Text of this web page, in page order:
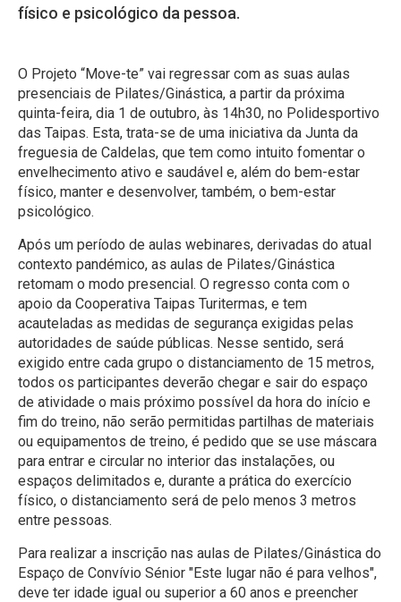
físico e psicológico da pessoa.
O Projeto “Move-te” vai regressar com as suas aulas
presenciais de Pilates/Ginástica, a partir da próxima
quinta-feira, dia 1 de outubro, às 14h30, no Polidesportivo
das Taipas. Esta, trata-se de uma iniciativa da Junta da
freguesia de Caldelas, que tem como intuito fomentar o
envelhecimento ativo e saudável e, além do bem-estar
físico, manter e desenvolver, também, o bem-estar
psicológico.
Após um período de aulas webinares, derivadas do atual
contexto pandémico, as aulas de Pilates/Ginástica
retomam o modo presencial. O regresso conta com o
apoio da Cooperativa Taipas Turitermas, e tem
acauteladas as medidas de segurança exigidas pelas
autoridades de saúde públicas. Nesse sentido, será
exigido entre cada grupo o distanciamento de 15 metros,
todos os participantes deverão chegar e sair do espaço
de atividade o mais próximo possível da hora do início e
fim do treino, não serão permitidas partilhas de materiais
ou equipamentos de treino, é pedido que se use máscara
para entrar e circular no interior das instalações, ou
espaços delimitados e, durante a prática do exercício
físico, o distanciamento será de pelo menos 3 metros
entre pessoas.
Para realizar a inscrição nas aulas de Pilates/Ginástica do
Espaço de Convívio Sénior "Este lugar não é para velhos",
deve ter idade igual ou superior a 60 anos e preencher